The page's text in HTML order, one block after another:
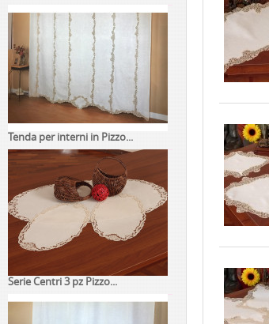
Tenda per interni in Pizzo...
Serie Centri 3 pz Pizzo...